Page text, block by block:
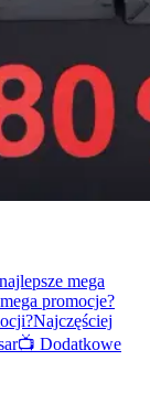
mega
promocje?
Najczęściej
📺 Dodatkowe